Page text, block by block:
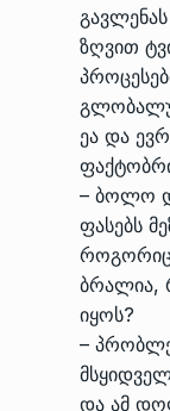
ზღვით
ეა და
– ბოლო
ფასებს
როგორიც
ბრალია,
იყოს?
–
და ამ